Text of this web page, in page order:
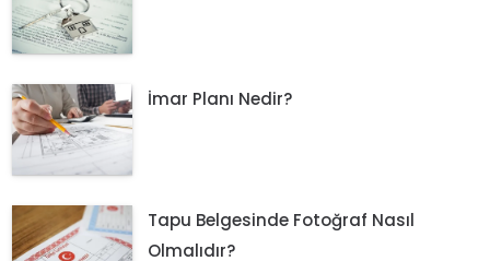
İmar Planı Nedir?
Tapu Belgesinde Fotoğraf Nasıl
Olmalıdır?